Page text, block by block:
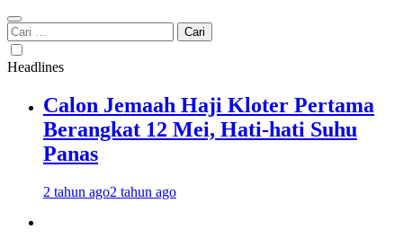
Cari
untuk:
Headlines
Calon Jemaah Haji Kloter Pertama
Berangkat 12 Mei, Hati-hati Suhu
Panas
2 tahun ago2 tahun ago